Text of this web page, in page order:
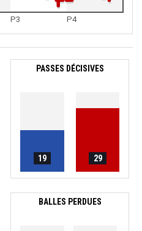
P3 P4
PASSES DÉCISIVES
19 29
BALLES PERDUES